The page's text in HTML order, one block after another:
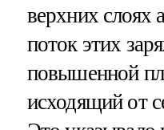
верхних слоях
поток этих
повышенной
исходящий от